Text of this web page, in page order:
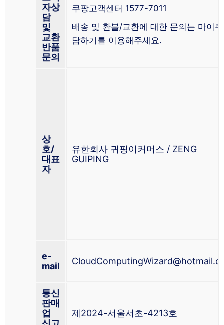
자상
담
및
교환
반품
문의
쿠팡고객센터 1577-7011
배송 및 환불/교환에 대한 문의는 마이
담하기를 이용해주세요.
상
호/
대표
자
유한회사 귀핑이커머스 / ZENG
GUIPING
e-
mail
통신
판매
업
제2024-서울서초-4213호